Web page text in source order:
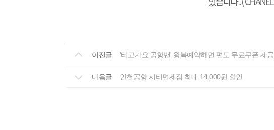
이전글 '타고가요 공항밴' 왕복예약하면 편도 무료쿠폰 제공
다음글 인천공항 시티면세점 최대 14,000원 할인